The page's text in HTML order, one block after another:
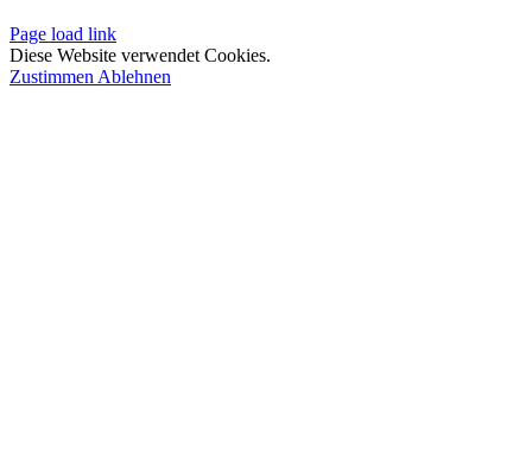
Page load link
Diese Website verwendet Cookies.
Zustimmen Ablehnen